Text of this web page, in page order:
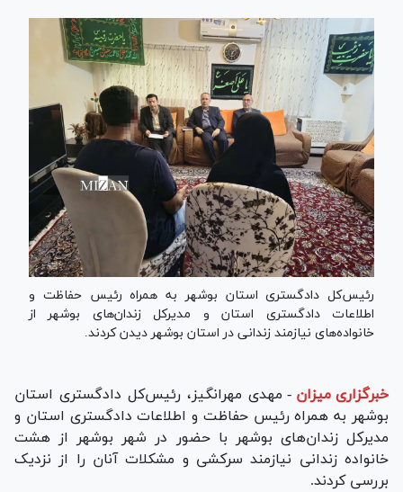
رئیس‌کل دادگستری استان بوشهر به همراه رئیس حفاظت و
اطلاعات دادگستری استان و مدیرکل زندان‌های بوشهر از
خانواده‌های نیازمند زندانی در استان بوشهر دیدن کردند.
خبرگزاری میزان - مهدی مهرانگیز، رئیس‌کل دادگستری استان
بوشهر به همراه رئیس حفاظت و اطلاعات دادگستری استان و
مدیرکل زندان‌های بوشهر با حضور در شهر بوشهر از هشت
خانواده زندانی نیازمند سرکشی و مشکلات آنان را از نزدیک
بررسی کردند.